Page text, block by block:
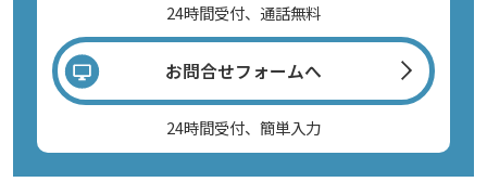
24時間受付、通話無料
お問合せフォームへ
24時間受付、簡単入力